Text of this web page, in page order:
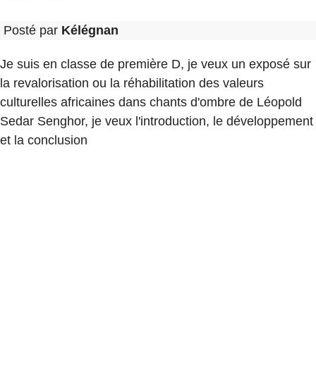
Posté par Kélégnan
Je suis en classe de première D, je veux un exposé sur
la revalorisation ou la réhabilitation des valeurs
culturelles africaines dans chants d'ombre de Léopold
Sedar Senghor, je veux l'introduction, le développement
et la conclusion